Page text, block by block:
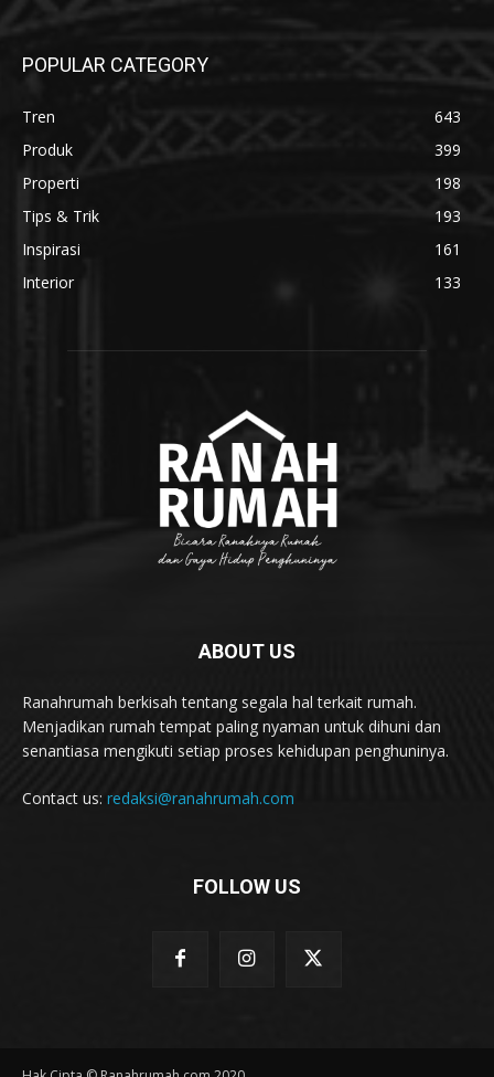
POPULAR CATEGORY
Tren
643
Produk
399
Properti
198
Tips & Trik
193
Inspirasi
161
Interior
133
ABOUT US
Ranahrumah berkisah tentang segala hal terkait rumah.
Menjadikan rumah tempat paling nyaman untuk dihuni dan
senantiasa mengikuti setiap proses kehidupan penghuninya.
Contact us: redaksi@ranahrumah.com
FOLLOW US